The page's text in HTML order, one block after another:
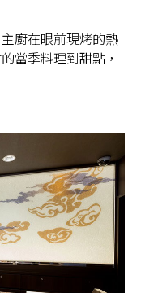
廚在眼前現烤的熱
當季料理到甜點，